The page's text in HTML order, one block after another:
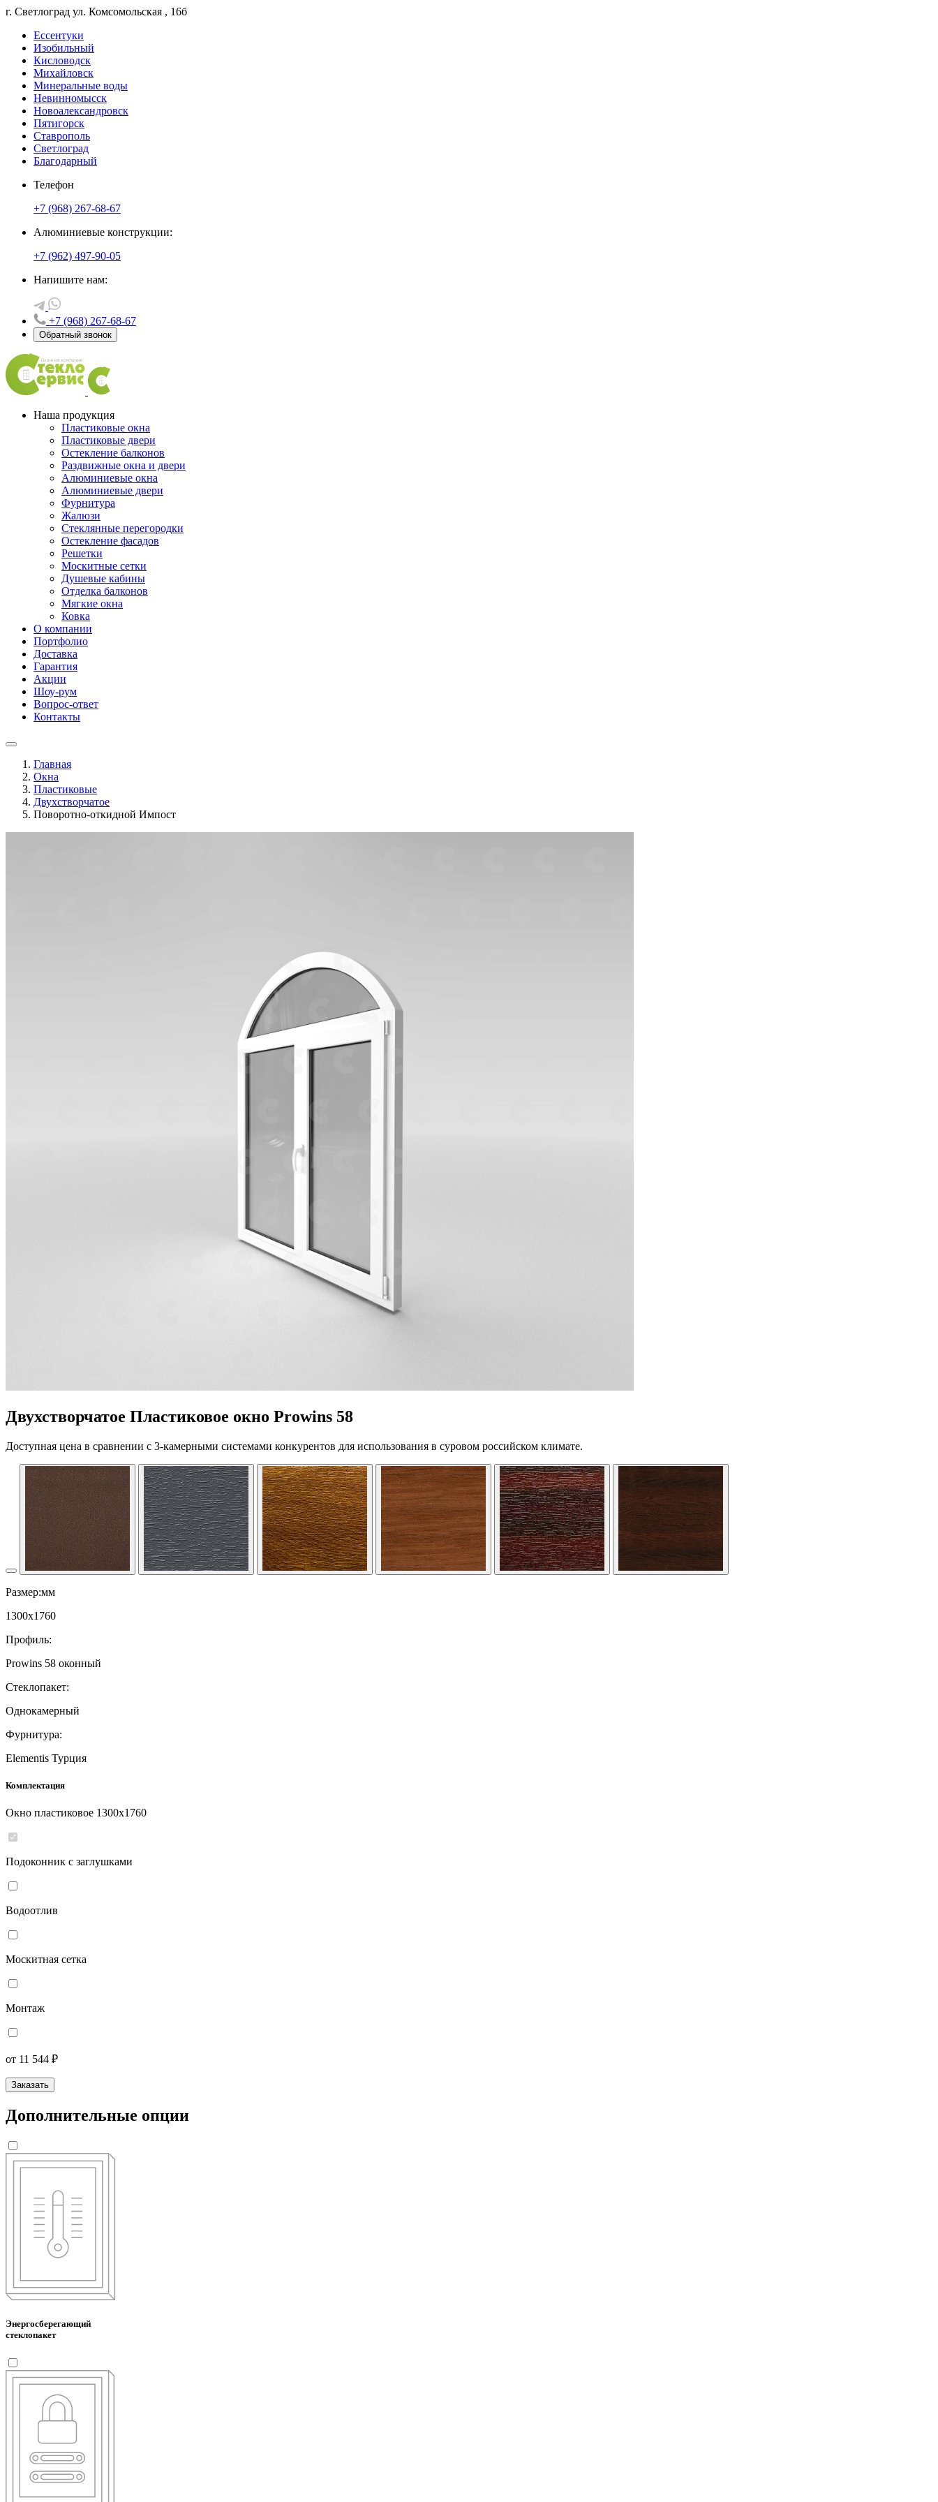
г. Светлоград ул. Комсомольская , 16б
Ессентуки
Изобильный
Кисловодск
Михайловск
Минеральные воды
Невинномысск
Новоалександровск
Пятигорск
Ставрополь
Светлоград
Благодарный
Телефон
+7 (968) 267-68-67
Алюминиевые конструкции:
+7 (962) 497-90-05
Напишите нам:
+7 (968) 267-68-67
Обратный звонок
Наша продукция
Пластиковые окна
Пластиковые двери
Остекление балконов
Раздвижные окна и двери
Алюминиевые окна
Алюминиевые двери
Фурнитура
Жалюзи
Стеклянные перегородки
Остекление фасадов
Решетки
Москитные сетки
Душевые кабины
Отделка балконов
Мягкие окна
Ковка
О компании
Портфолио
Доставка
Гарантия
Акции
Шоу-рум
Вопрос-ответ
Контакты
Главная
Окна
Пластиковые
Двухстворчатое
Поворотно-откидной Импост
Двухстворчатое Пластиковое окно Prowins 58
Доступная цена в сравнении с 3-камерными системами конкурентов для использования в суровом российском климате.
Размер:мм
1300x1760
Профиль:
Prowins 58 оконный
Стеклопакет:
Однокамерный
Фурнитура:
Elementis Турция
Комплектация
Окно пластиковое 1300x1760
Подоконник с заглушками
Водоотлив
Москитная сетка
Монтаж
от 11 544 ₽
Заказать
Дополнительные опции
Энергосберегающий
стеклопакет